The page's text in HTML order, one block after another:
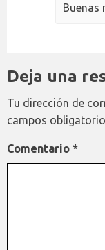
Buenas
Deja una
Tu dirección de
campos
Comentario *